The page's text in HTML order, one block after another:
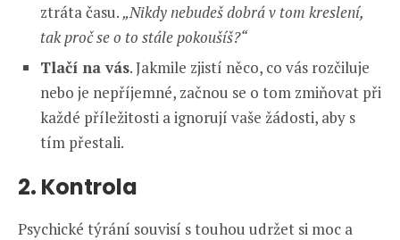
ztráta času.„Nikdy nebudeš dobrá v tom kreslení,
tak proč se o to stále pokoušíš?“
Tlačí na vás. Jakmile zjistí něco, co vás rozčiluje
nebo je nepříjemné, začnou se o tom zmiňovat při
každé příležitosti a ignorují vaše žádosti, aby s
tím přestali.
2. Kontrola
Psychické týrání souvisí s touhou udržet si moc a